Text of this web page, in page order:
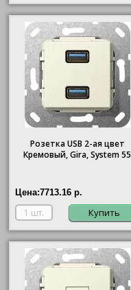
Розетка USB 2-ая цвет
Кремовый, Gira, System 55
Цена:7713.16 р.
Купить